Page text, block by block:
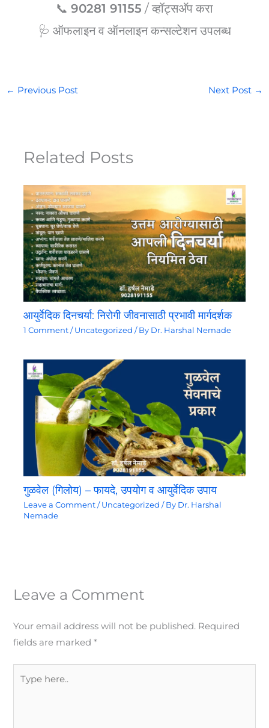
📞 90281 91155 / व्हॉट्सअ‍ॅप करा
🩺 ऑफलाइन व ऑनलाइन कन्सल्टेशन उपलब्ध
← Previous Post Next Post →
Related Posts
आयुर्वेदिक दिनचर्या: निरोगी जीवनासाठी प्रभावी मार्गदर्शक
1 Comment / Uncategorized / By Dr. Harshal Nemade
गुळवेल (गिलोय) – फायदे, उपयोग व आयुर्वेदिक उपाय
Leave a Comment / Uncategorized / By Dr. Harshal
Nemade
Leave a Comment
Your email address will not be published. Required
fields are marked*
here..